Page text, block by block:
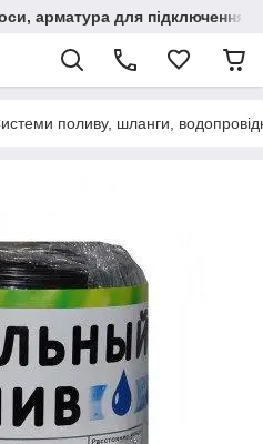
арматура для підключення,
поливу, шланги,